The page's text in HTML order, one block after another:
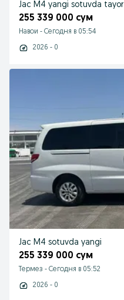
Jac M4 yangi sotuvda tayor
255 339 000 сум
Навои - Сегодня в 05:54
2026 - 0
Jac M4 sotuvda yangi
255 339 000 сум
Термез - Сегодня в 05:52
2026 - 0